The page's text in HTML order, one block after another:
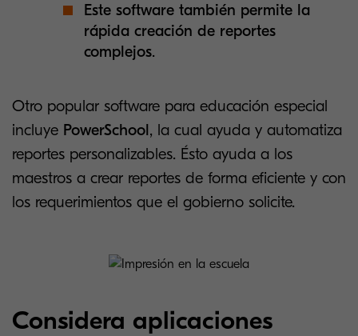
Este software también permite la
rápida creación de reportes
complejos.
Otro popular software para educación especial
incluye PowerSchool, la cual ayuda y automatiza
reportes personalizables. Ésto ayuda a los
maestros a crear reportes de forma eficiente y con
los requerimientos que el gobierno solicite.
Considera aplicaciones